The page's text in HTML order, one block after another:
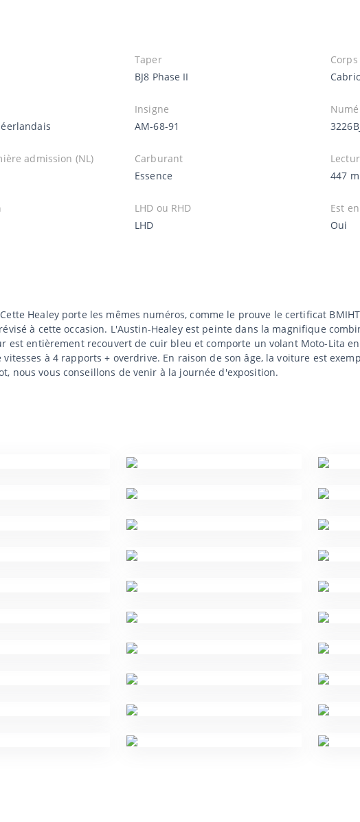
Taper
BJ8 Phase II
Corps
Insigne
AM-68-91
admission (NL)
Carburant
Essence
447
LHD ou RHD
LHD
Est
Oui
Healey porte les mêmes numéros, comme le prouve le certificat
à cette occasion. L'Austin-Healey est peinte dans la magnifique
est entièrement recouvert de cuir bleu et comporte un volant Moto-Lita
à 4 rapports + overdrive. En raison de son âge, la voiture est
nous vous conseillons de venir à la journée d'exposition.